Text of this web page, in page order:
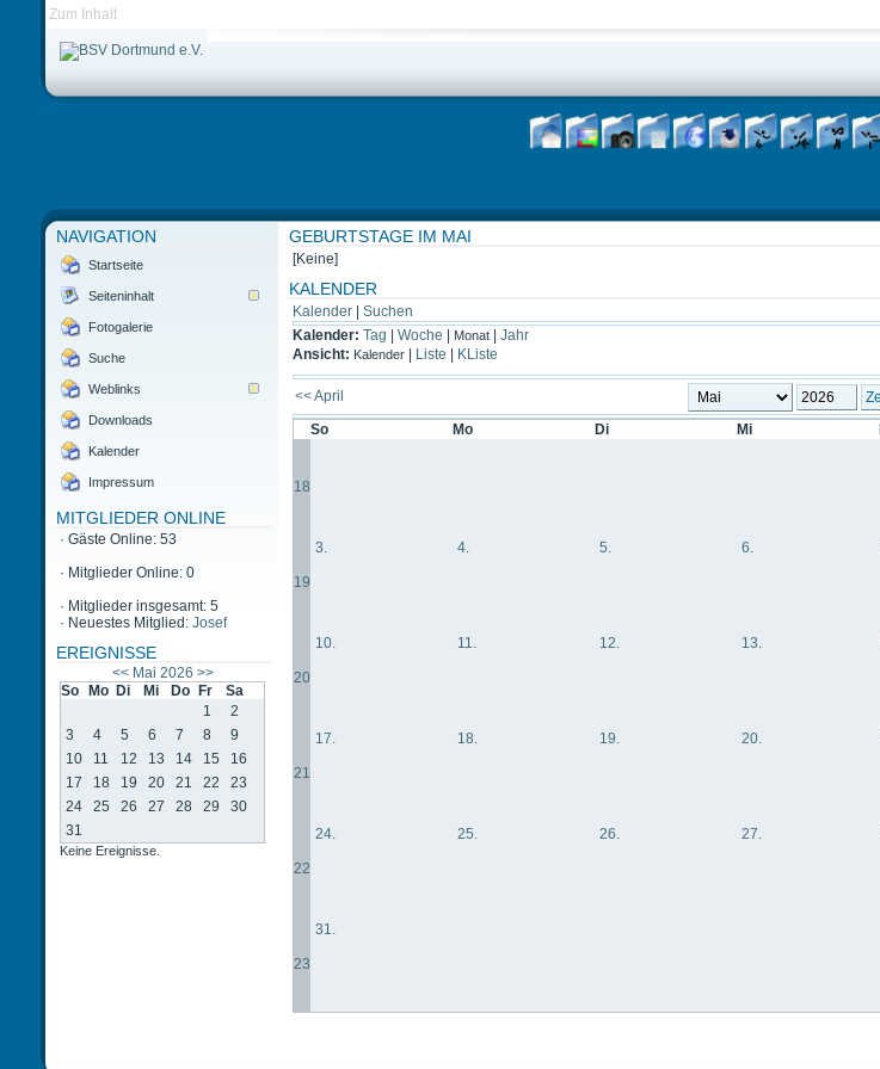
Zum Inhalt
NAVIGATION
Startseite
Seiteninhalt
Fotogalerie
Suche
Weblinks
Downloads
Kalender
Impressum
MITGLIEDER ONLINE
· Gäste Online: 53
· Mitglieder Online: 0
· Mitglieder insgesamt: 5
· Neuestes Mitglied:Josef
EREIGNISSE
<< Mai 2026 >>
So
Mo Di Mi Do Fr
Sa
1
2
3
4 5 6 7 8
9
10
11 12 13 14 15
16
17
18 19 20 21 22
23
24
25 26 27 28 29
30
31
Keine Ereignisse.
GEBURTSTAGE IM MAI
[Keine]
KALENDER
Kalender |Suchen
Kalender: Tag |Woche Monat |Jahr
Ansicht: Kalender Liste KListe
<< April
So
Mo Di Mi
18
19
3. 4. 5. 6.
20
10. 11. 12. 13.
21
17. 18. 19. 20.
22
24. 25. 26. 27.
23
31.